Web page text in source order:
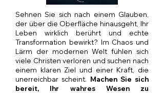
Sehnen Sie sich nach einem Glauben,
der über die Oberfläche hinausgeht, Ihr
Leben wirklich berührt und echte
Transformation bewirkt? Im Chaos und
Lärm der modernen Welt fühlen sich
viele Christen verloren und suchen nach
einem klaren Ziel und einer Kraft, die
unerreichbar scheint. Machen Sie sich
bereit, Ihr wahres Wesen zu